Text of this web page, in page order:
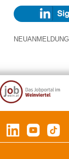
NEUANMELDUNG